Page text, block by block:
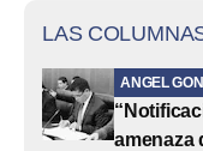
LAS
ANGEL
amenaza